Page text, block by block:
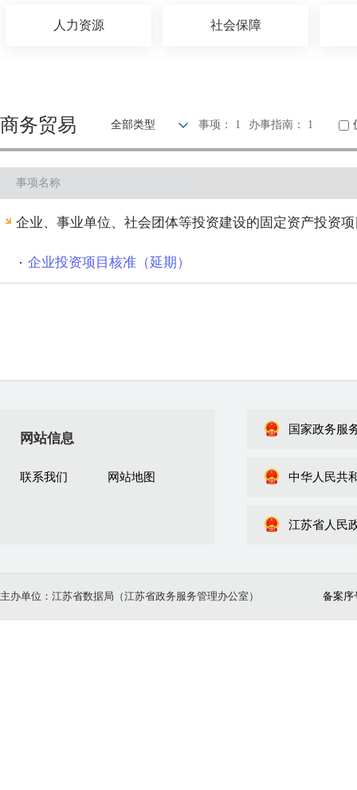
人力资源 社会保障
公安消防 司法公证
商务贸易 全部类型 事项： 1 办事指南： 1
事项名称
企业、事业单位、社会团体等投资建设的固定资产投资
企业投资项目核准（延期）
网站信息
联系我们 网站地图
国家政务服
中华人民共
江苏省人民
主办单位：江苏省数据局（江苏省政务服务管理办公室） 备案序